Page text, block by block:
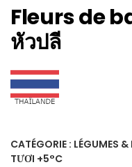
Fleurs de
หัวปลี
CATÉGORIE : LÉGUMES &
TƯƠI +5°C